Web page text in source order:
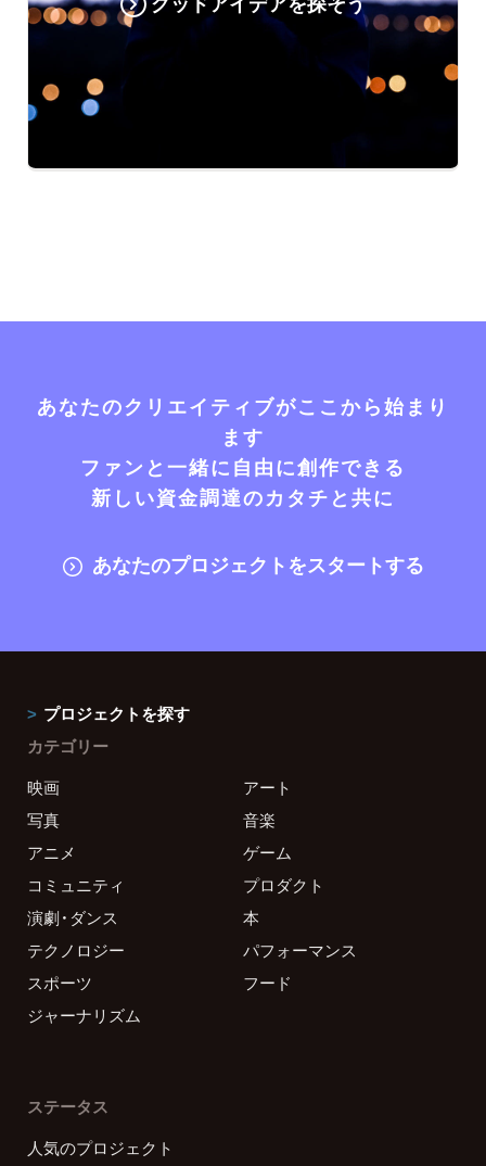
あなたのクリエイティブがここから始まり
ます
ファンと一緒に自由に創作できる
新しい資金調達のカタチと共に
あなたのプロジェクトをスタートする
プロジェクトを探す
カテゴリー
映画
アート
写真
音楽
アニメ
ゲーム
コミュニティ
プロダクト
演劇・ダンス
本
テクノロジー
パフォーマンス
スポーツ
フード
ジャーナリズム
ステータス
人気のプロジェクト